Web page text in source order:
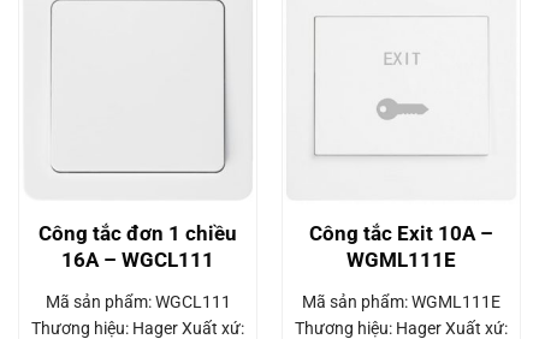
Công tắc đơn 1 chiều
16A – WGCL111
Mã sản phẩm: WGCL111
Thương hiệu: Hager Xuất xứ:
Công tắc Exit 10A –
WGML111E
Mã sản phẩm: WGML111E
Thương hiệu: Hager Xuất xứ: